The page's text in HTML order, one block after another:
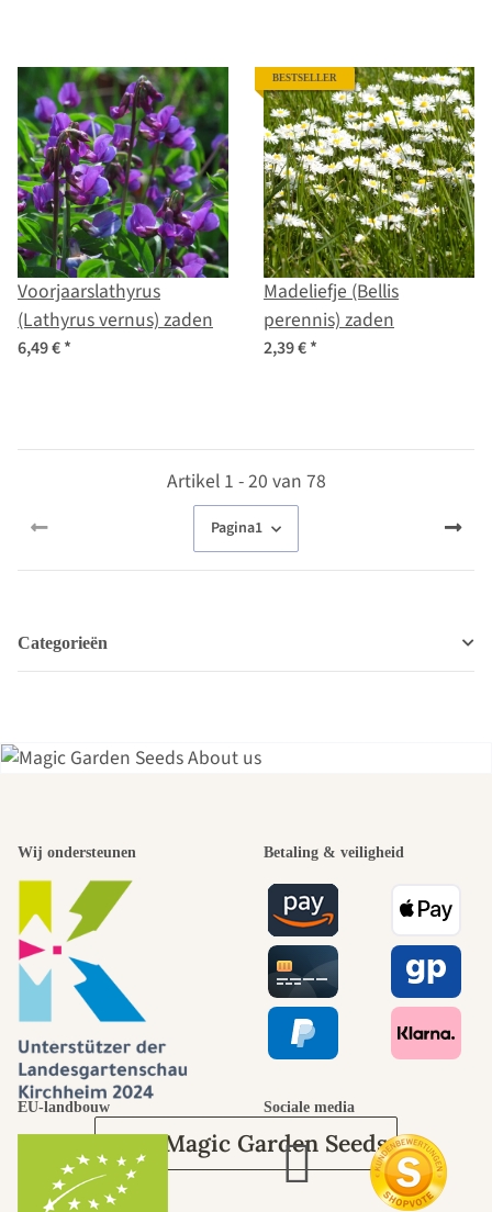
Voorjaarslathyrus
(Lathyrus vernus) zaden
6,49 €*
BESTSELLER
Madeliefje (Bellis
perennis) zaden
2,39 €*
Artikel 1 - 20 van 78
Pagina1
Categorieën
mooiste paden
naar onszelf
leidt door de
tuin.
Over Magic Garden Seeds
Wij ondersteunen Betaling & veiligheid
EU-landbouw Sociale media